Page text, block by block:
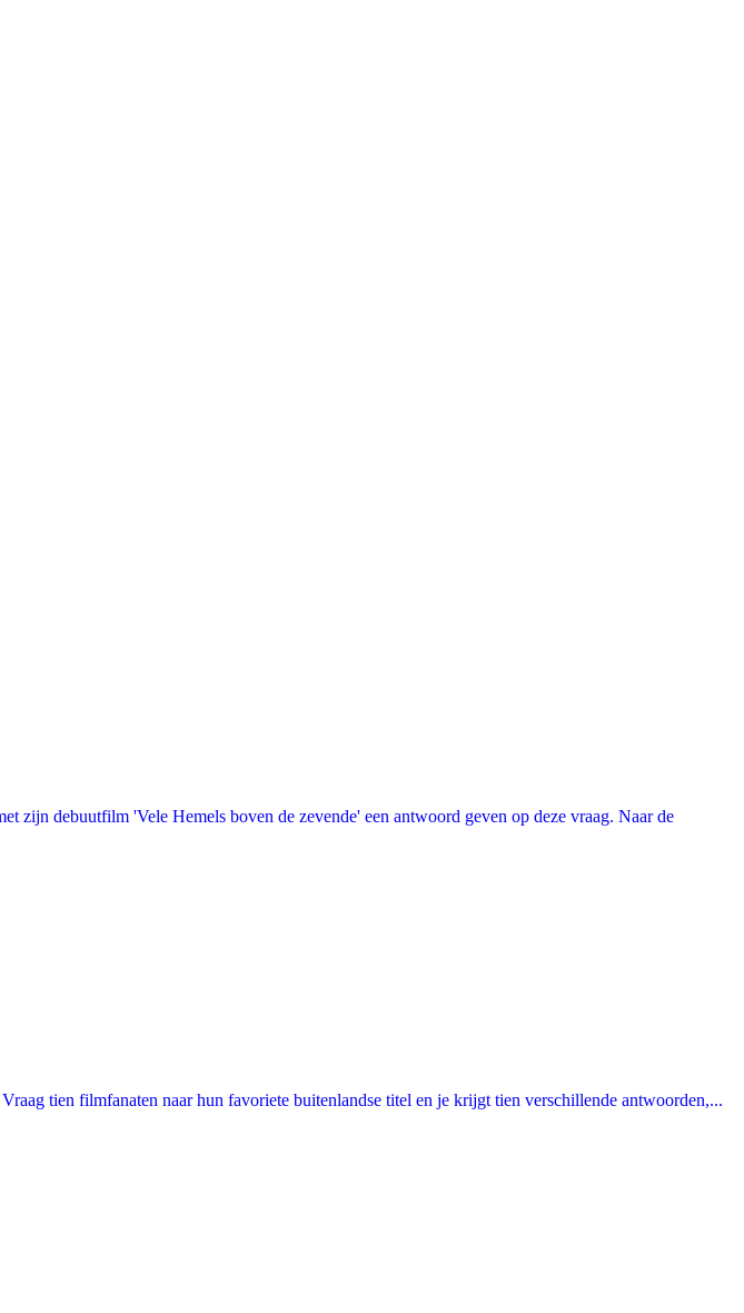
zijn debuutfilm 'Vele Hemels boven de zevende' een antwoord geven op deze vraag. Naar de
tien filmfanaten naar hun favoriete buitenlandse titel en je krijgt tien verschillende antwoorden,...